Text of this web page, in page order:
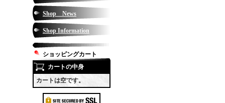
Shop News
Shop Information
ショッピングカート
カートの中身
カートは空です。